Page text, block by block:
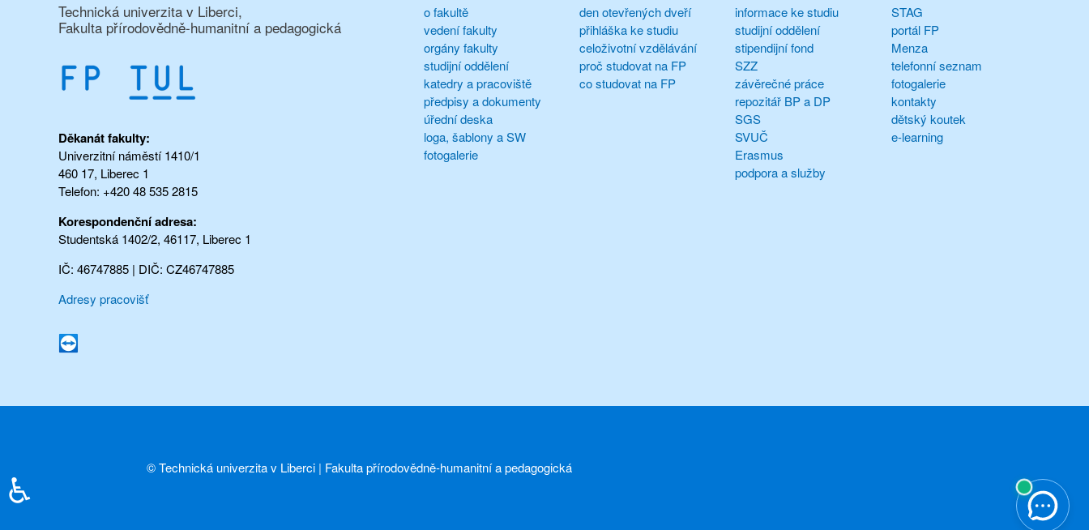
Technická univerzita v Liberci,
Fakulta přírodovědně-humanitní a pedagogická
Děkanát fakulty:
Univerzitní náměstí 1410/1
460 17, Liberec 1
Telefon: +420 48 535 2815
Korespondenční adresa:
Studentská 1402/2, 46117, Liberec 1
IČ: 46747885 | DIČ: CZ46747885
Adresy pracovišť
o fakultě
vedení fakulty
orgány fakulty
studijní oddělení
katedry a pracoviště
předpisy a dokumenty
úřední deska
loga, šablony a SW
fotogalerie
den otevřených dveří
přihláška ke studiu
celoživotní vzdělávání
proč studovat na FP
co studovat na FP
informace ke studiu
studijní oddělení
stipendijní fond
SZZ
závěrečné práce
repozitář BP a DP
SGS
SVUČ
Erasmus
podpora a služby
STAG
portál FP
Menza
telefonní seznam
fotogalerie
kontakty
dětský koutek
e-learning
© Technická univerzita v Liberci | Fakulta přírodovědně-humanitní a pedagogická